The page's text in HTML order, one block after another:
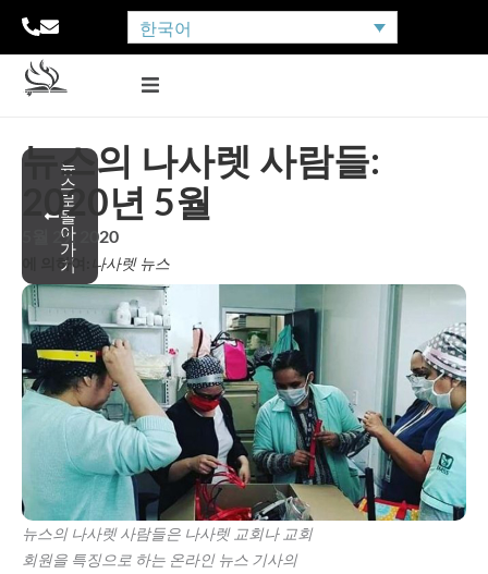
한국어
뉴
스
로
돌
아
가
기
뉴스의 나사렛 사람들:
2020년 5월
5월 29, 2020
에 의하여: 나사렛 뉴스
뉴스의 나사렛 사람들은 나사렛 교회나 교회
회원을 특징으로 하는 온라인 뉴스 기사의